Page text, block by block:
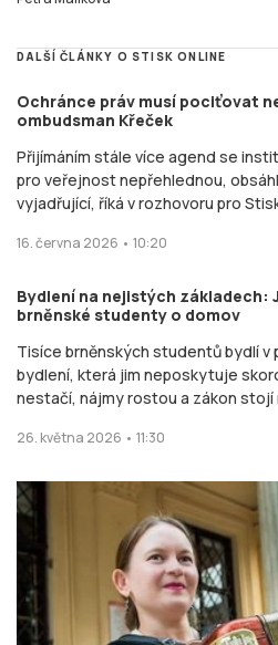
DALŠÍ ČLÁNKY O STISK ONLINE
Ochránce práv musí pociťovat
ombudsman Křeček
Přijímáním stále více agend se
pro veřejnost nepřehlednou,
vyjadřující, říká v rozhovoru pro
16. června 2026 • 10:20
Bydlení na nejistých základech:
brněnské studenty o domov
Tisíce brněnských studentů bydlí v
bydlení, která jim neposkytuje
nestačí, nájmy rostou a zákon stojí
26. května 2026 • 11:30